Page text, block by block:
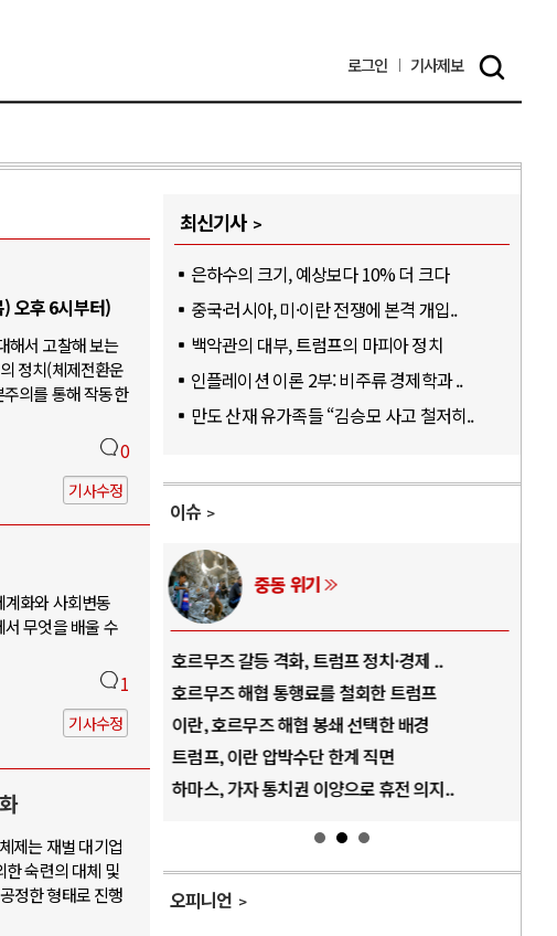
로그인 기사제보
오후 6시부터)
해서 고찰해 보는
정치(체제전환운
의를 통해 작동한
0
기사수정
화와 사회변동
무엇을 배울 수
1
기사수정
제는 재벌 대기업
한 숙련의 대체 및
정한 형태로 진행
최신기사
은하수의 크기, 예상보다 10% 더 크다
중국·러시아, 미·이란 전쟁에 본격 개입..
백악관의 대부, 트럼프의 마피아 정치
인플레이션 이론 2부: 비주류 경제학과 ..
만도 산재 유가족들 “김승모 사고 철저히..
이슈
, 러시아..
년까지 공..
받아…민간 ..
중동 위기
호르무즈 갈등 격화, 트럼프 정치·경제 ..
호르무즈 해협 통행료를 철회한 트럼프
이란, 호르무즈 해협 봉쇄 선택한 배경
트럼프, 이란 압박수단 한계 직면
하마스, 가자 통치권 이양으로 휴전 의지..
오피니언